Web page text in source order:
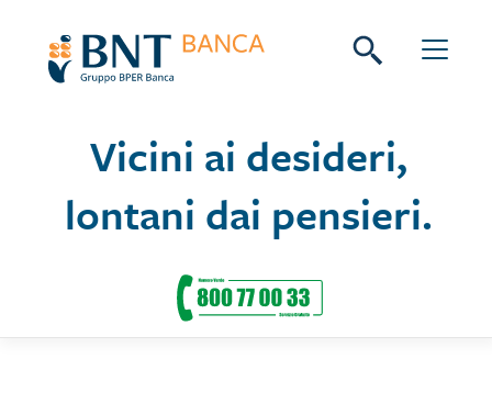
Vicini ai desideri,
lontani dai pensieri.
Seguici su: